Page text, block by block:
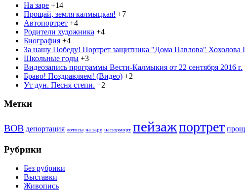
На заре +14
Прощай, земля калмыцкая! +7
Автопортрет +4
Родители художника +4
Биография +4
За нашу Победу! Портрет защитника "Дома Павлова" Хохолова
Школьные годы +3
Видеозапись программы Вести-Калмыкия от 22 сентября 2016 г.
Браво! Поздравляем! (Видео) +2
Ут дун. Песня степи. +2
Метки
ВОВ депортация лотосы на заре натюрморт пейзажпортрет
Рубрики
Без рубрики
Выставки
Живопись